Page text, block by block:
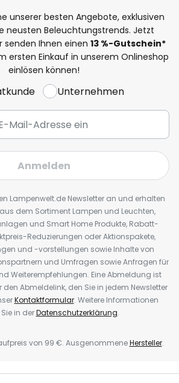
unserer besten Angebote, exklusiven
neusten Beleuchtungstrends. Jetzt
senden Ihnen einen 13 %-Gutschein*
ersten Einkauf in unserem Onlineshop
einlösen können!
Unternehmen
Anmelden
Lampenwelt.de Newsletter an und erhalten
dem Sortiment Lampen und Leuchten,
und Smart Home Produkte, Rabatt-
Reduzierungen oder Aktionspakete,
und -vorstellungen sowie Inhalte von
und Umfragen sowie Anfragen für
Weiterempfehlungen. Eine Abmeldung ist
Abmeldelink, den Sie in jedem Newsletter
Kontaktformular. Weitere Informationen
in derDatenschutzerklärung.
von 99 €. AusgenommeneHersteller.